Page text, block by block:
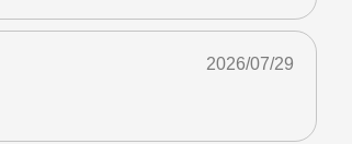
2026/07/29